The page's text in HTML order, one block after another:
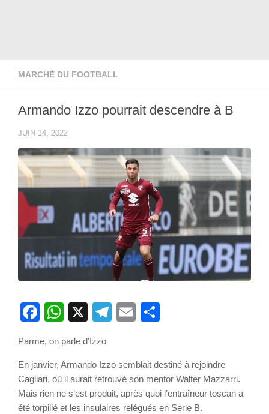
MARCHÉ DU FOOTBALL
Armando Izzo pourrait descendre à B
JUIN 14, 2022
Facebook
WhatsApp
X Telegram
Email
Parme, on parle d’Izzo
En janvier, Armando Izzo semblait destiné à rejoindre
Cagliari, où il aurait retrouvé son mentor Walter Mazzarri.
Mais rien ne s’est produit, après quoi l’entraîneur toscan a
été torpillé et les insulaires relégués en Serie B.